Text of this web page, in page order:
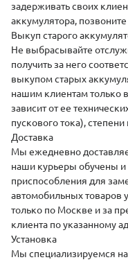
задерживать своих
аккумулятора,
Выкуп старого
Не выбрасывайте
получить за него
выкупомстарых
нашим клиентам только
зависит от ее
пускового тока),
Доставка
Мы ежедневно
наши курьеры обучены
приспособления для
автомобильных товаров
только по Москве и за
клиента по указанному
Установка
Мы специализируемся на